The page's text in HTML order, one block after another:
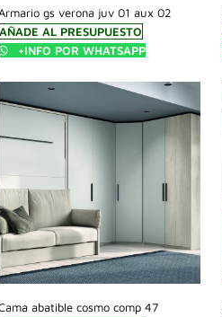
gs verona juv 01 aux 02
AÑADE AL PRESUPUESTO
+INFO POR WHATSAPP
abatible cosmo comp 47